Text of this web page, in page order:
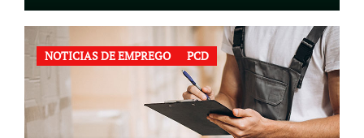
NOTICIAS DE EMPREGO PCD